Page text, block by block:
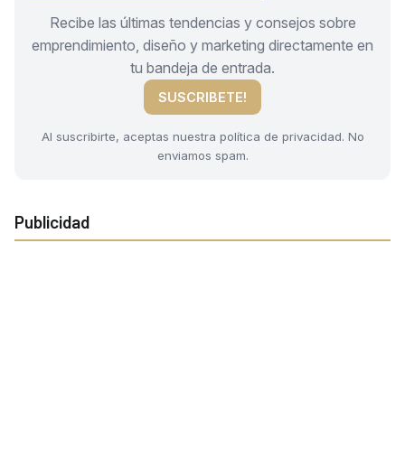
Recibe las últimas tendencias y consejos sobre
emprendimiento, diseño y marketing directamente en
tu bandeja de entrada.
SUSCRIBETE!
Al suscribirte, aceptas nuestra política de privacidad. No
enviamos spam.
Publicidad